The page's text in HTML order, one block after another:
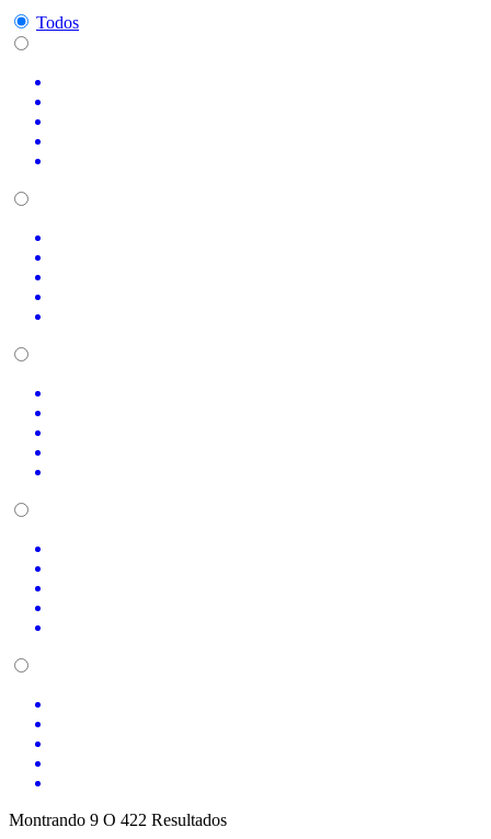
Todos
Montrando 9 O 422 Resultados